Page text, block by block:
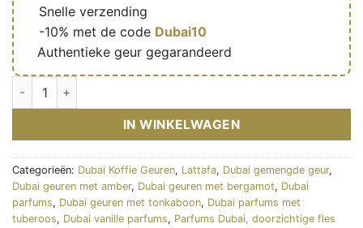
Snelle verzending
-10% met de code Dubai10
Authentieke geur gegarandeerd
Khamrah Qahwa - Eau de parfum mixte (flacon transparent
IN WINKELWAGEN
Categorieën: Dubai Koffie Geuren, Lattafa, Dubai gemengde geur,
Dubai geuren met amber, Dubai geuren met bergamot, Dubai
parfums, Dubai geuren met tonkaboon, Dubai parfums met
tuberoos, Dubai vanille parfums, Parfums Dubai, doorzichtige fles